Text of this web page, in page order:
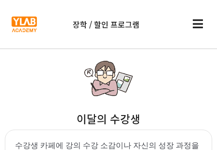
장학 / 할인 프로그램
이달의 수강생
수강생 카페에 강의 수강 소감이나 자신의 성장 과정을